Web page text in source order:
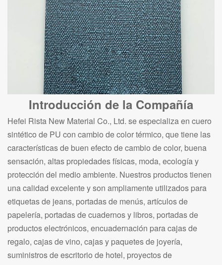
Introducción de la Compañía
Hefei Rista New Material Co., Ltd. se especializa en cuero
sintético de PU con cambio de color térmico, que tiene las
características de buen efecto de cambio de color, buena
sensación, altas propiedades físicas, moda, ecología y
protección del medio ambiente. Nuestros productos tienen
una calidad excelente y son ampliamente utilizados para
etiquetas de jeans, portadas de menús, artículos de
papelería, portadas de cuadernos y libros, portadas de
productos electrónicos, encuadernación para cajas de
regalo, cajas de vino, cajas y paquetes de joyería,
suministros de escritorio de hotel, proyectos de